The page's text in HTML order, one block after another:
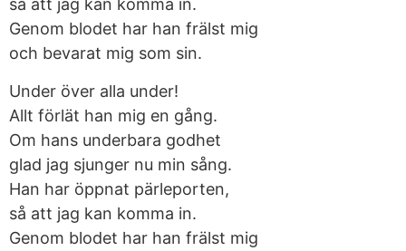
så att jag kan komma in.
Genom blodet har han frälst mig
och bevarat mig som sin.
Under över alla under!
Allt förlät han mig en gång.
Om hans underbara godhet
glad jag sjunger nu min sång.
Han har öppnat pärleporten,
så att jag kan komma in.
Genom blodet har han frälst mig